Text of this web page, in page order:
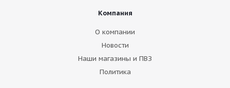
Компания
О компании
Новости
Наши магазины и ПВЗ
Политика